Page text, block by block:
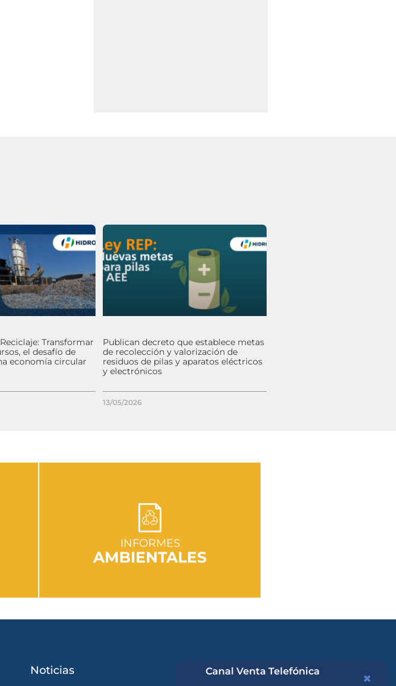
Canal Venta Telefónica
Transformar
el desafío de
economía circular
Publican decreto que establece metas
de recolección y valorización de
residuos de pilas y aparatos eléctricos
y electrónicos
13/05/2026
INFORMES
AMBIENTALES
IR A SECCIÓN
Noticias